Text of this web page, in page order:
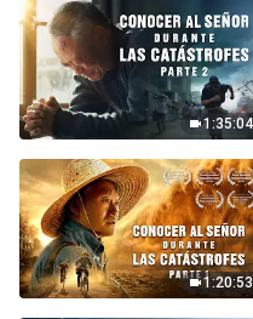
1:35:04
1:20:53